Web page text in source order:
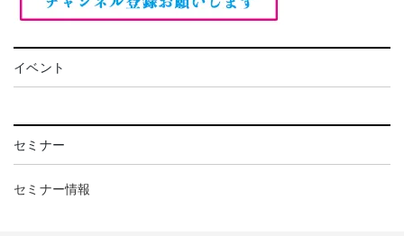
イベント
セミナー
セミナー情報